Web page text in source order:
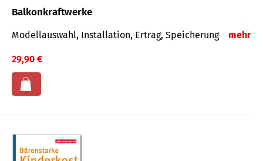
Balkonkraftwerke
Modellauswahl, Installation, Ertrag, Speicherung mehr
29,90 €